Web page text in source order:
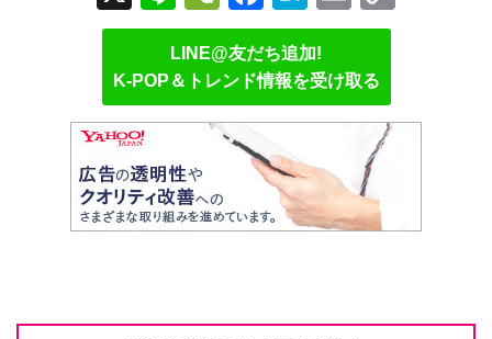
n
e
e
C
h
at
a
c
e
b
o
o
k
at
e
n
a
m
ail
Li
LINE@友だち追加!
K-POP＆トレンド情報を受け取る